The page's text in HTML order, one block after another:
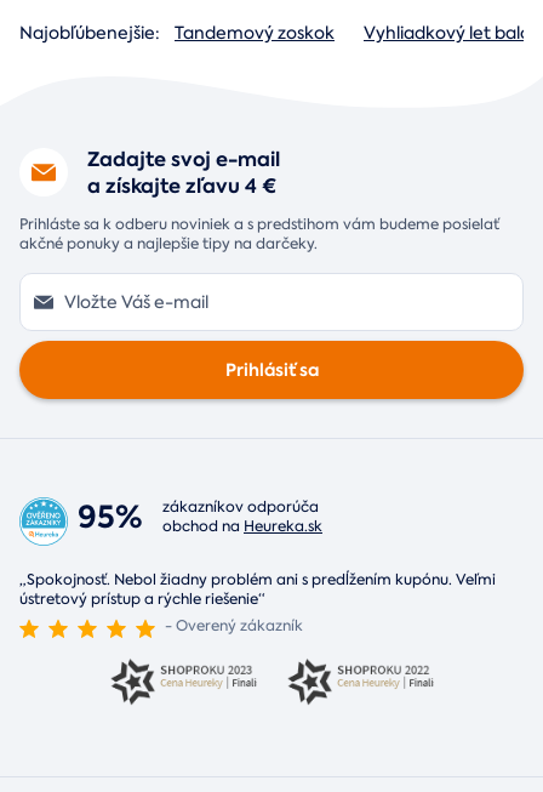
Najobľúbenejšie: Tandemový zoskok Vyhliadkový let
Zadajte svoj e-mail
a získajte zľavu 4 €
Prihláste sa k odberu noviniek a s predstihom vám budeme posielať
akčné ponuky a najlepšie tipy na darčeky.
Prihlásiť sa
95%
zákazníkov odporúča
obchod na Heureka.sk
„Spokojnosť. Nebol žiadny problém ani s predĺžením kupónu. Veľmi
ústretový prístup a rýchle riešenie“
- Overený zákazník